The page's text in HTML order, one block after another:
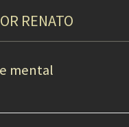
RENATO
mental